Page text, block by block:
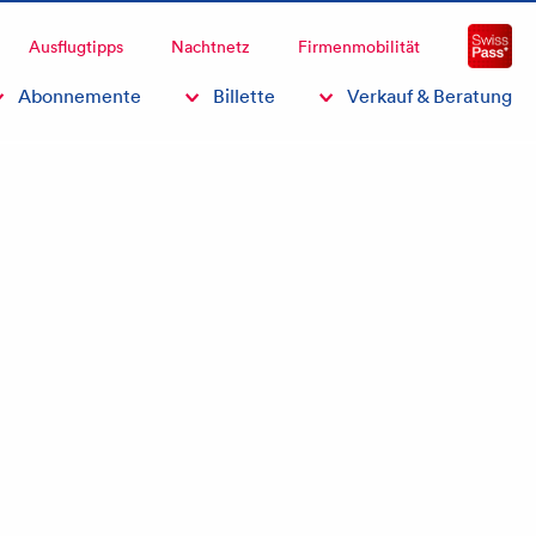
Fragen & Antworten
Ausflugtipps Nachtnetz Firmenmobilität
Abonnemente Billette Verkauf & Beratung